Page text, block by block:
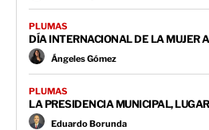
PLUMAS
DÍA INTERNACIONAL DE LA MUJER
Ángeles Gómez
PLUMAS
LA PRESIDENCIA MUNICIPAL,
Eduardo Borunda